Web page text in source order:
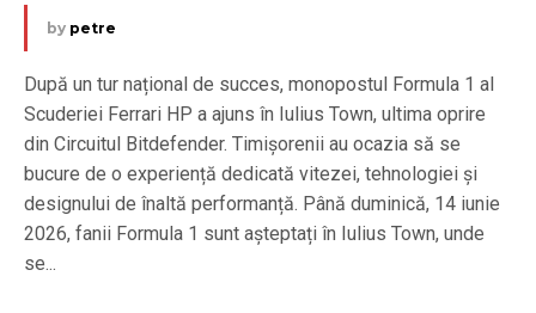
by petre
După un tur național de succes, monopostul Formula 1 al
Scuderiei Ferrari HP a ajuns în Iulius Town, ultima oprire
din Circuitul Bitdefender. Timișorenii au ocazia să se
bucure de o experiență dedicată vitezei, tehnologiei și
designului de înaltă performanță. Până duminică, 14 iunie
2026, fanii Formula 1 sunt așteptați în Iulius Town, unde
se...